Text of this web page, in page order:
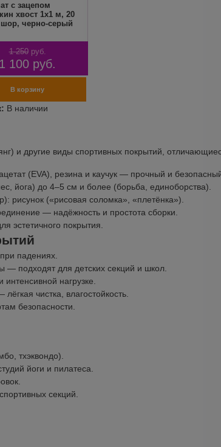
с зацепом
хвост 1х1 м, 20
черно-серый
1 250 руб.
1 100 руб.
и другие виды спортивных покрытий,
(EVA), резина и каучук — прочный и
йога) до 4–5 см и более (борьба, единоборства).
рисунок («рисовая соломка», «плетёнка»).
— надёжность и простота сборки.
эстетичного покрытия.
падениях.
— подходят для детских секций и школ.
нагрузке.
чистка, влагостойкость.
безопасности.
тхэквондо).
йоги и пилатеса.
секций.